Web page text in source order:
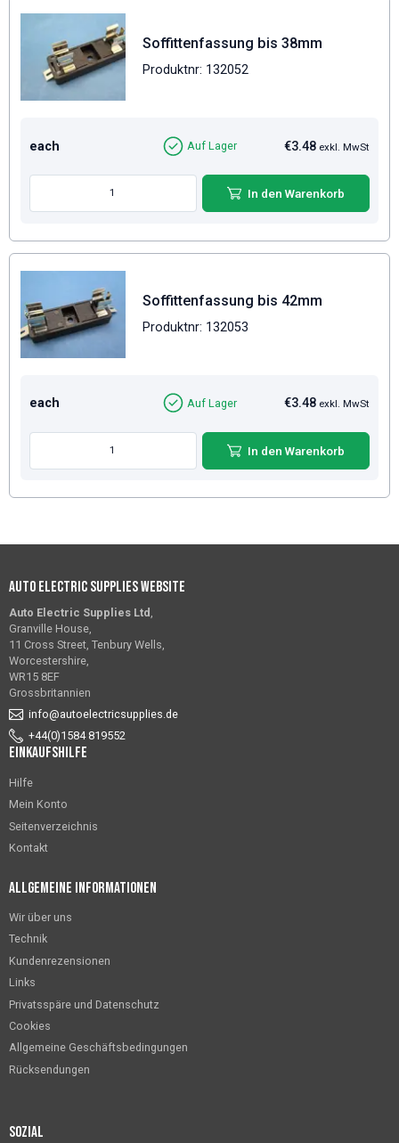
Soffittenfassung bis 38mm
Produktnr: 132052
each €3.48 exkl. MwSt
Auf Lager
In den Warenkorb
Soffittenfassung bis 42mm
Produktnr: 132053
each €3.48 exkl. MwSt
Auf Lager
In den Warenkorb
Auto Electric Supplies Website
Auto Electric Supplies Ltd
Granville House,
11 Cross Street, Tenbury Wells,
Worcestershire,
WR15 8EF
Grossbritannien
info@autoelectricsupplies.de
+44(0)1584 819552
Einkaufshilfe
Hilfe
Mein Konto
Seitenverzeichnis
Kontakt
Allgemeine Informationen
Wir über uns
Technik
Kundenrezensionen
Links
Privatsspäre und Datenschutz
Cookies
Allgemeine Geschäftsbedingungen
Rücksendungen
Sozial